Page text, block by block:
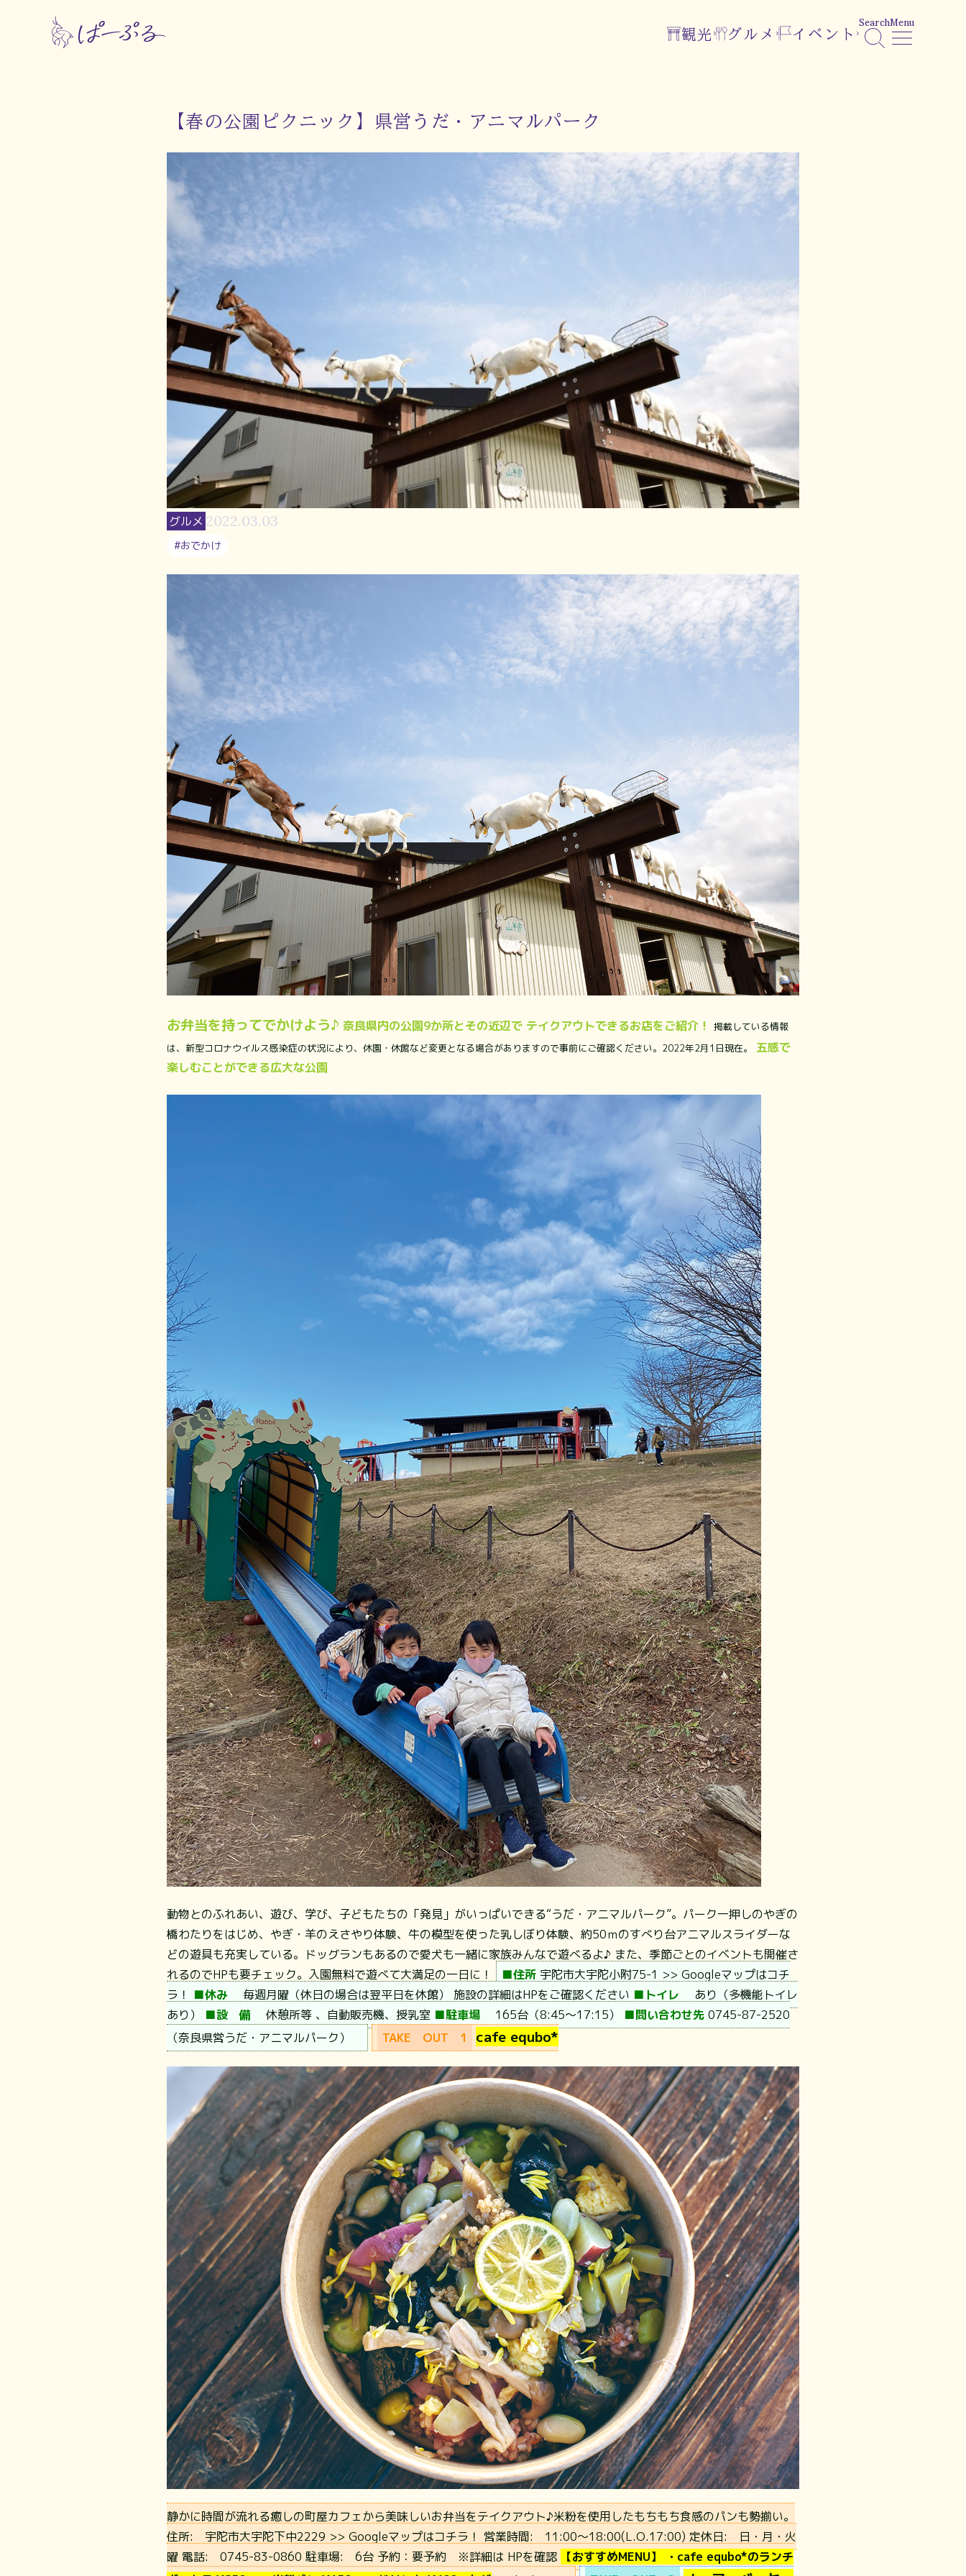
観光 グルメ イベント
SearchMenu
【春の公園ピクニック】県営うだ・アニマルパーク
グルメ 2022.03.03
#おでかけ
お弁当を持ってでかけよう♪ 奈良県内の公園9か所とその近辺で テイクアウトできるお店をご紹介！
掲載している情報
は、新型コロナウイルス感染症の状況により、休園・休館など変更となる場合がありますので事前にご確認ください。2022年2月1日現在。
五感で
楽しむことができる広大な公園
動物とのふれあい、遊び、学び、子どもたちの「発見」がいっぱいできる“うだ・アニマルパーク”。パーク一押しのやぎの
橋わたりをはじめ、やぎ・羊のえさやり体験、牛の模型を使った乳しぼり体験、約50ｍのすべり台アニマルスライダーな
どの遊具も充実している。ドッグランもあるので愛犬も一緒に家族みんなで遊べるよ♪ また、季節ごとのイベントも開催さ
れるのでHPも要チェック。入園無料で遊べて大満足の一日に！
■住所 宇陀市大宇陀小附75-1 >> Googleマップはコチ
ラ！
■休み 毎週月曜（休日の場合は翌平日を休館） 施設の詳細はHPをご確認ください ■トイレ
あり（多機能トイレ
あり） ■設 備 休憩所等 、自動販売機、授乳室 ■駐車場 165台（8:45～17:15） ■問い合わせ先 0745-87-2520
（奈良県営うだ・アニマルパーク）
TAKE OUT 1 cafe equbo*
静かに時間が流れる癒しの町屋カフェから美味しいお弁当をテイクアウト♪米粉を使用したもちもち食感のパンも勢揃い。
住所: 宇陀市大宇陀下中2229 >> Googleマップはコチラ！ 営業時間: 11:00〜18:00(L.O.17:00) 定休日: 日・月・火
曜 電話: 0745-83-0860 駐車場: 6台 予約： 要予約 ※詳細は HPを確認
【おすすめMENU】 ・cafe equbo*のランチ